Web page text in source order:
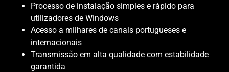
Processo de instalação simples e rápido para
utilizadores de Windows
Acesso a milhares de canais portugueses e
internacionais
Transmissão em alta qualidade com estabilidade
garantida